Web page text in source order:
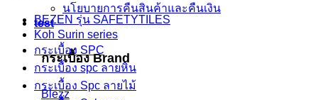
นโยบายการคืนสินค้าและคืนเงิน
test
กระเบื้อง Brand
Blezz
BEZEN รุ่น SAFETYTILES
Koh Surin series
กระเบื้อง SPC
กระเบื้อง spc ลายหิน
กระเบื้อง Spc ลายไม้